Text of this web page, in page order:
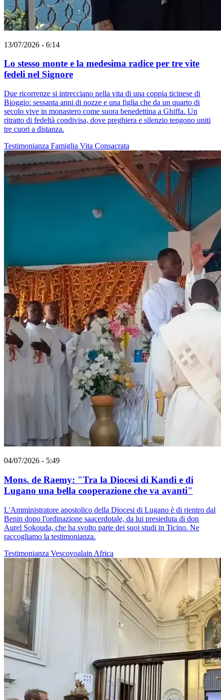
13/07/2026 - 6:14
Lo stesso monte e la medesima radice per tre vite
fedeli nel Signore
Due ricorrenze si intrecciano nella vita di una coppia ticinese di
Bioggio: sessanta anni di nozze e una figlia che da un quarto di
secolo vive in monastero come suora benedettina a Ghiffa. Un
ritratto di fedeltà condivisa, dove preghiera e silenzio tengono uniti
tre cuori a distanza.
Testimonianza Famiglia Vita Consacrata
04/07/2026 - 5:49
Mons. de Raemy: "Tra la Diocesi di Kandi e di
Lugano una bella cooperazione che va avanti"
L'Amministratore apostolico della Diocesi di Lugano è di rientro dal
Benin dopo l'ordinazione saacerdotale, da lui presieduta di don
Aurel Sokouda, che ha svolto parte dei suoi studi in Ticino. Ne
raccogliamo la testimonianza.
Testimonianza Vescovoalain Africa